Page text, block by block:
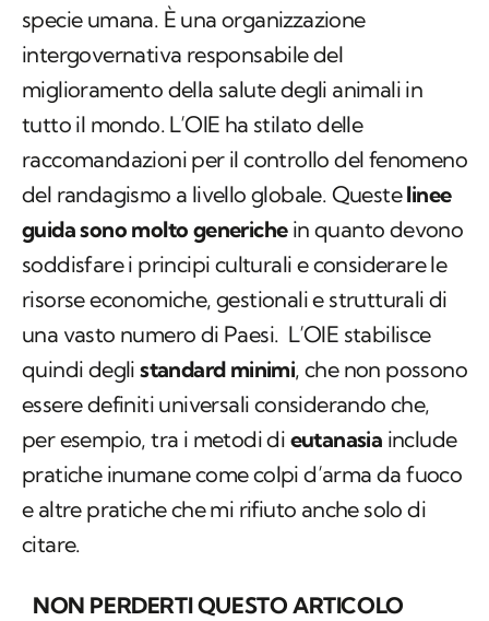
specie umana. È una organizzazione
intergovernativa responsabile del
miglioramento della salute degli animali in
tutto il mondo. L’OIE ha stilato delle
raccomandazioni per il controllo del fenomeno
del randagismo a livello globale. Questelinee
guida sono molto generichein quanto devono
soddisfare i principi culturali e considerare le
risorse economiche, gestionali e strutturali di
una vasto numero di Paesi. L’OIE stabilisce
quindi deglistandard minimi, che non possono
essere definiti universali considerando che,
per esempio, tra i metodi di eutanasia include
pratiche inumane come colpi d’arma da fuoco
e altre pratiche che mi rifiuto anche solo di
citare.
NON PERDERTI QUESTO ARTICOLO